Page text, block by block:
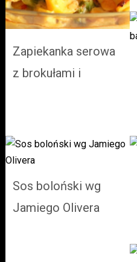
Zapiekanka serowa
z brokułami i
Sos boloński wg
Jamiego Olivera